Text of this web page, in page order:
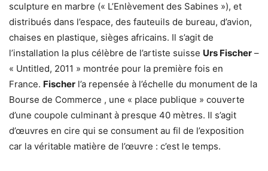
sculpture en marbre (« L’Enlèvement des Sabines »), et
distribués dans l’espace, des fauteuils de bureau, d’avion,
chaises en plastique, sièges africains. Il s’agit de
l’installation la plus célèbre de l’artiste suisse Urs Fischer –
« Untitled, 2011 » montrée pour la première fois en
France. Fischer l’a repensée à l’échelle du monument de la
Bourse de Commerce , une « place publique » couverte
d’une coupole culminant à presque 40 mètres. Il s’agit
d’œuvres en cire qui se consument au fil de l’exposition
car la véritable matière de l’œuvre : c’est le temps.